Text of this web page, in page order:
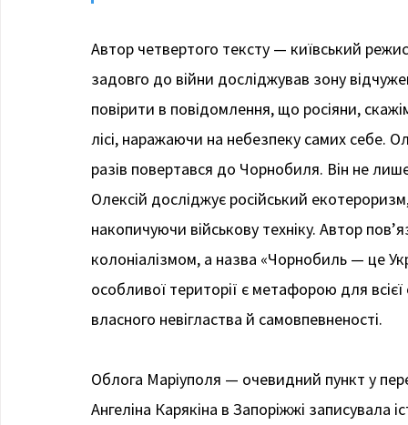
Автор четвертого тексту — київський
задовго до війни досліджував зону
повірити в повідомлення, що росіяни,
лісі, наражаючи на небезпеку самих себе.
разів повертався до Чорнобиля. Він не
Олексій досліджує російський
накопичуючи військову техніку. Автор
колоніалізмом, а назва «Чорнобиль — це
особливої території є метафорою для
власного невігластва й самовпевненості.
Облога Маріуполя — очевидний пункт у
Ангеліна Карякіна в Запоріжжі записувала